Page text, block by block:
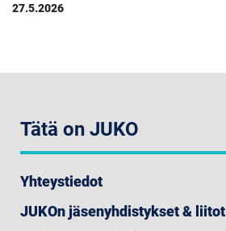
27.5.2026
Tätä on JUKO
Yhteystiedot
JUKOn jäsenyhdistykset & liitot